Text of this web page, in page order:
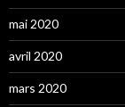
mai 2020
avril 2020
mars 2020